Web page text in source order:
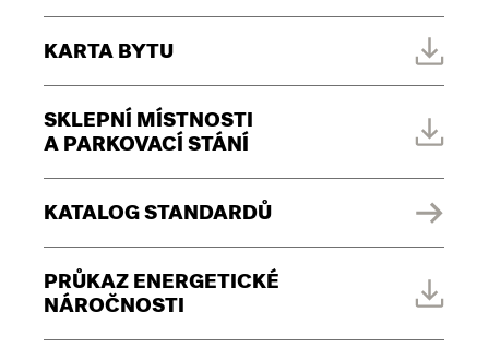
KARTA BYTU
SKLEPNÍ MÍSTNOSTI
A PARKOVACÍ STÁNÍ
KATALOG STANDARDŮ
PRŮKAZ ENERGETICKÉ
NÁROČNOSTI